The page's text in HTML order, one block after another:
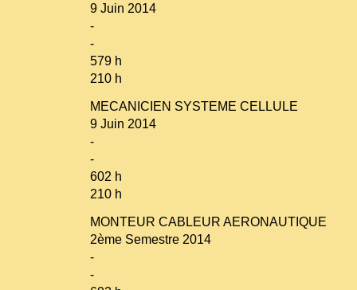
9 Juin 2014
-
-
579 h
210 h
MECANICIEN SYSTEME CELLULE
9 Juin 2014
-
-
602 h
210 h
MONTEUR CABLEUR AERONAUTIQUE
2ème Semestre 2014
-
-